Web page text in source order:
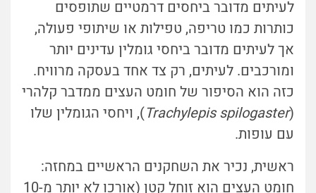
לעיתים מדובר ביחסים דרמטיים שתופסים
כותרות כמו טריפה, טפילות או שיתופי פעולה,
אך לעיתים מדובר ביחסי גומלין עדינים יותר
ומורכבים. לעיתים, רק צד אחד בעסקה מרוויח.
כזה הוא הסיפור של חומט העצים ממדבר קלהרי
(
Trachylepis spilogaster), ויחסי הגומלין שלו
עם עופות.
ראשית, נכיר את השחקנים הראשיים במחזה:
חומט העצים הוא זוחל קטן (אורכו לא יותר מ-10